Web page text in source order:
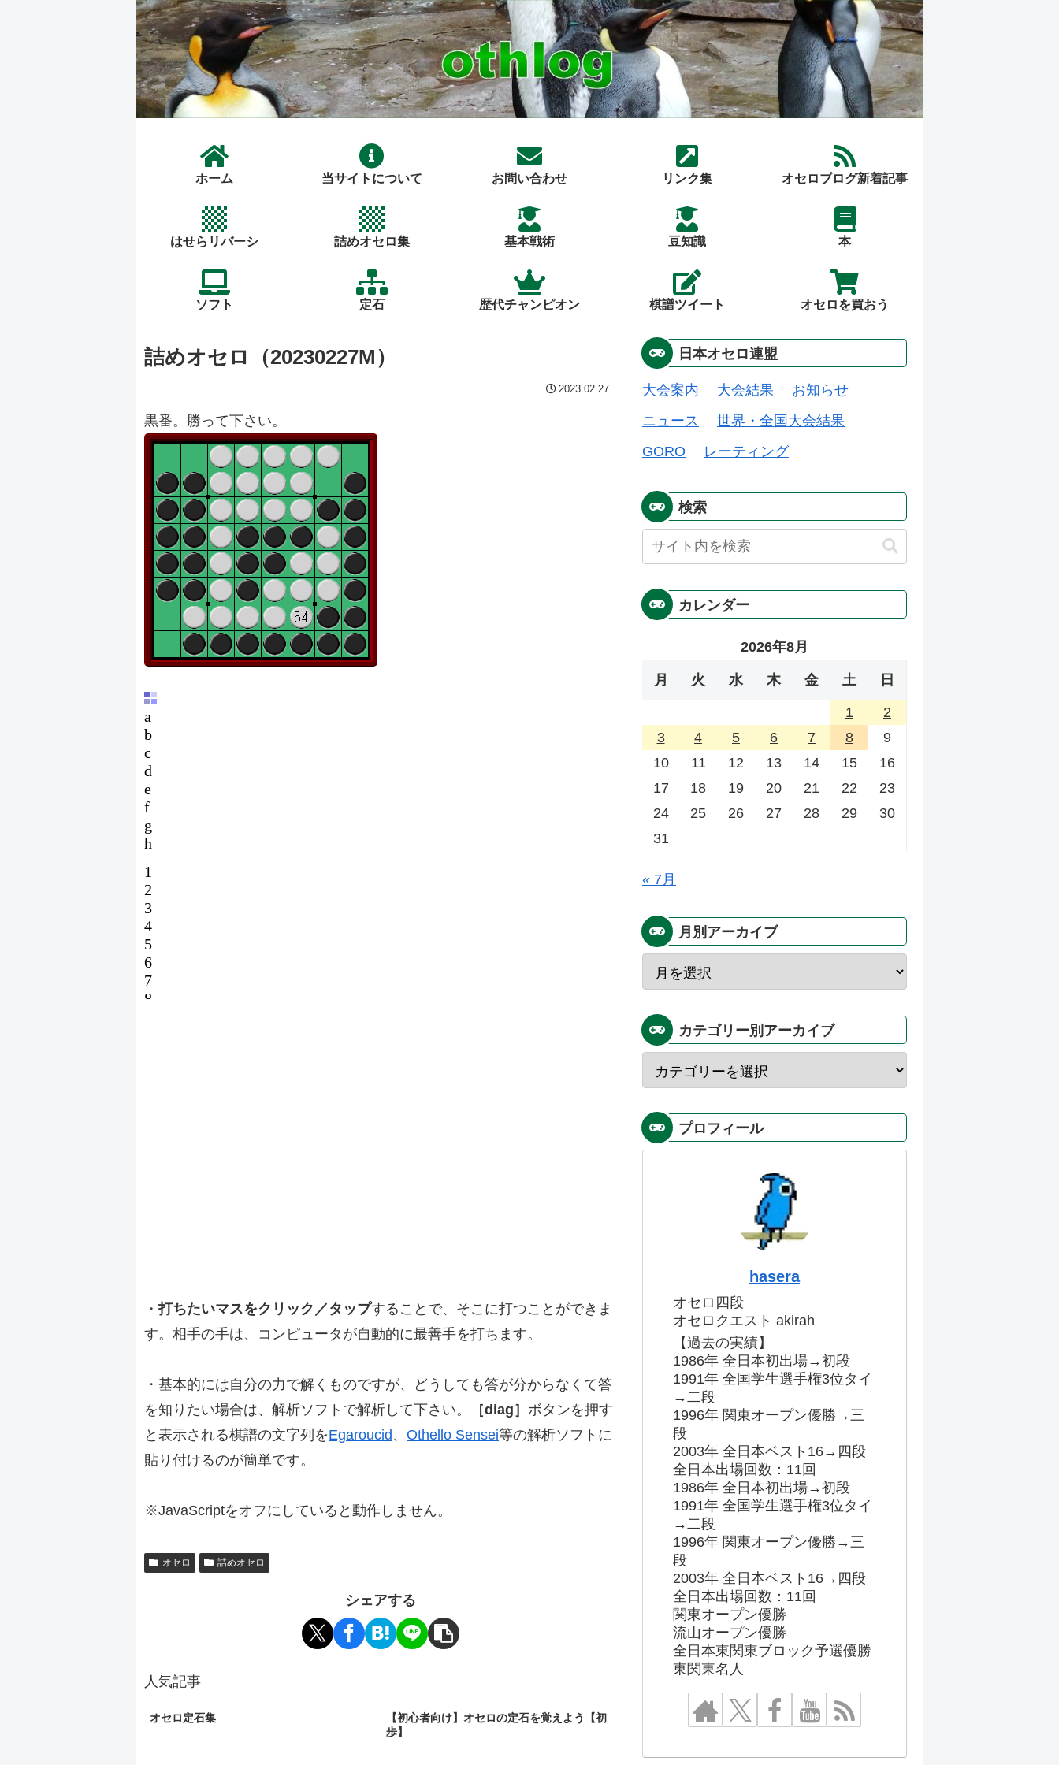
ホーム 当サイトについて お問い合わせ リンク集 オセロブログ新着記事
はせらリバーシ 詰めオセロ集 基本戦術 豆知識 本
ソフト 定石 歴代チャンピオン 棋譜ツイート オセロを買おう
詰めオセロ（20230227M）
2023.02.27
黒番。勝って下さい。
・打ちたいマスをクリック／タップすることで、そこに打つことができま
す。相手の手は、コンピュータが自動的に最善手を打ちます。
・基本的には自分の力で解くものですが、どうしても答が分からなくて答
を知りたい場合は、解析ソフトで解析して下さい。
［diag］ ボタンを押す
と表示される棋譜の文字列をEgaroucid、 Othello Sensei等の解析ソフトに
貼り付けるのが簡単です。
※JavaScriptをオフにしていると動作しません。
オセロ 詰めオセロ
シェアする
人気記事
オセロ定石集
【初心者向け】オセロの定石を覚えよう【初
歩】
日本オセロ連盟
大会案内 大会結果
お知らせ
ニュース
世界・全国大会結果
GORO
レーティング
検索
カレンダー
2026年8月
月 火 水 木 金 土 日
1
2
3
4 5 6 7 8
9
10
11 12 13 14 15
16
17
18 19 20 21 22
23
24
25 26 27 28 29
30
31
« 7月
月別アーカイブ
カテゴリー別アーカイブ
プロフィール
hasera
オセロ四段
オセロクエスト akirah
【過去の実績】
1986年 全日本初出場→初段
1991年 全国学生選手権3位タイ
→二段
1996年 関東オープン優勝→三
段
2003年 全日本ベスト16→四段
全日本出場回数：11回
1986年 全日本初出場→初段
1991年 全国学生選手権3位タイ
→二段
1996年 関東オープン優勝→三
段
2003年 全日本ベスト16→四段
全日本出場回数：11回
関東オープン優勝
流山オープン優勝
全日本東関東ブロック予選優勝
東関東名人